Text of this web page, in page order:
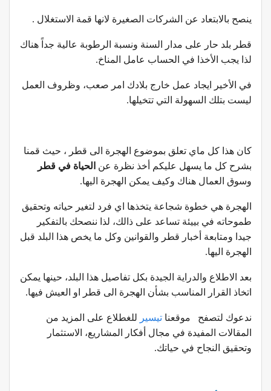
ينصح بالابتعاد عن الشركات الصغيرة لانها قمة الاستغلال .
قطر بلد حار على مدار السنة ونسبة الرطوبة عالية جداً هناك
لذا يجب الأخذا في الحساب عامل المناخ.
في الأخير ايجاد عمل خارج بلادك امر صعب، وظروف العمل
ليست بتلك السهولة التي تتخيلها.
كان هذا كل ماي تعلق بموضوع الهجرة الى قطر ، حيث قمنا
بشرح كل ما يسهل عليكم أخذ نظرة عن الحياة في قطر
وسوق العمال هناك وكيف يمكن الهجرة اليها.
الهجرة هي خطوة شجاعة يتخذها اي فرد لتغير حياته وتحقيق
طموحاته في بييئة تساعد على ذالك، لذا ننصحك بالتفكير
جيدا ومتابعة أخبار قطر والقوانين وكل ما يخص هذا البلد قبل
الهجرة اليها.
بعد الاطلاع والدراية الجيدة بكل تفاصيل هذا البلد، حينها يمكن
اتخاذ القرار المناسب بشأن الهجرة الى قطر او العيش فيها.
ندعوك لتصفح موقعنا تيسير للغطلاع على المزيد من
المقالات المفيدة في مجال أفكار المشاريع، الاستثمار
وتحقيق النجاح في حياتك.